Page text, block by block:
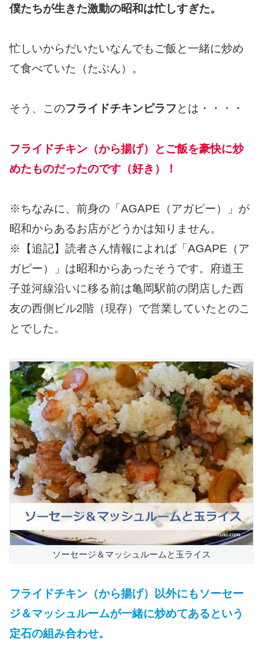
僕たちが生きた激動の昭和は忙しすぎた。
忙しいからだいたいなんでもご飯と一緒に炒め
て食べていた（たぶん）。
そう、このフライドチキンピラフとは・・・・
フライドチキン（から揚げ）とご飯を豪快に炒
めたものだったのです（好き）！
※ちなみに、前身の「AGAPE（アガピー）」が
昭和からあるお店がどうかは知りません。
※【追記】読者さん情報によれば「AGAPE（ア
ガピー）」は昭和からあったそうです。府道王
子並河線沿いに移る前は亀岡駅前の閉店した西
友の西側ビル2階（現存）で営業していたとのこ
とでした。
ソーセージ＆マッシュルームと玉ライス
フライドチキン（から揚げ）以外にもソーセー
ジ＆マッシュルームが一緒に炒めてあるという
定石の組み合わせ。